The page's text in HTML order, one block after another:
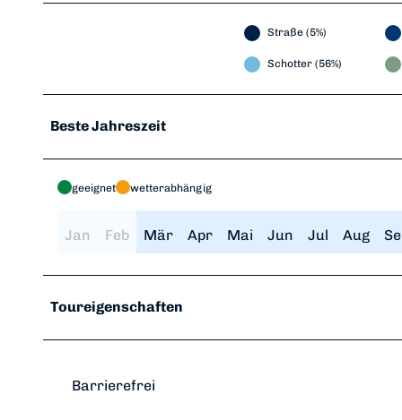
Straße (5%)
Schotter (56%)
Beste Jahreszeit
geeignet wetterabhängig
Jan Feb Mär Apr Mai Jun Jul Aug
Toureigenschaften
Barrierefrei